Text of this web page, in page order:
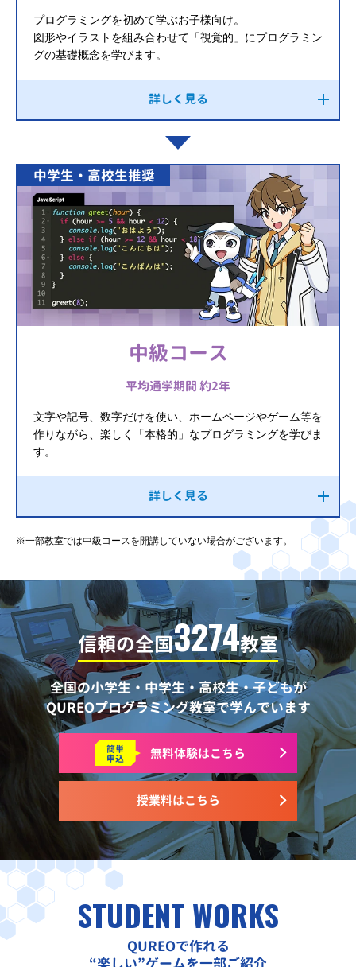
プログラミングを初めて学ぶお子様向け。
図形やイラストを組み合わせて「視覚的」にプログラミン
グの基礎概念を学びます。
詳しく見る
中学生・高校生推奨
中級コース
平均通学期間 約2年
文字や記号、数字だけを使い、ホームページやゲーム等を
作りながら、楽しく「本格的」なプログラミングを学びま
す。
詳しく見る
※一部教室では中級コースを開講していない場合がございます。
信頼の全国3274教室
全国の小学生・中学生・高校生・子どもが
QUREOプログラミング教室で学んでいます
授業料はこちら
簡単
申込 無料体験はこちら
STUDENT WORKS
QUREOで作れる
“楽しい”ゲームを一部ご紹介